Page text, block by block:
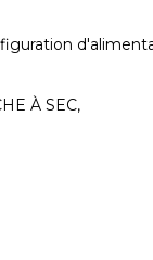
À SEC,